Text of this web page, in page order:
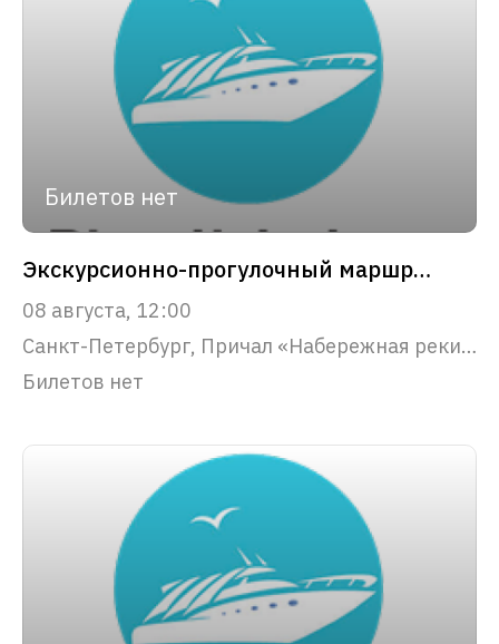
Билетов нет
Экскурсионно-прогулочный маршрут "Северная Венеция"
08 августа, 12:00
Санкт-Петербург, Причал «Набережная реки Фонтанки, 53»
Билетов нет